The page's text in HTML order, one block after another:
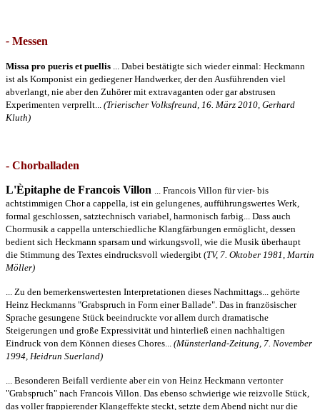
- Messen
Missa pro pueris et puellis ... Dabei bestätigte sich wieder einmal: Heckmann
ist als Komponist ein gediegener Handwerker, der den Ausführenden viel
abverlangt, nie aber den Zuhörer mit extravaganten oder gar abstrusen
Experimenten verprellt... (Trierischer Volksfreund, 16. März 2010, Gerhard
Kluth)
- Chorballaden
L'Èpitaphe de Francois Villon ... Francois Villon für vier- bis
achtstimmigen Chor a cappella, ist ein gelungenes, aufführungswertes Werk,
formal geschlossen, satztechnisch variabel, harmonisch farbig... Dass auch
Chormusik a cappella unterschiedliche Klangfärbungen ermöglicht, dessen
bedient sich Heckmann sparsam und wirkungsvoll, wie die Musik überhaupt
die Stimmung des Textes eindrucksvoll wiedergibt (TV, 7. Oktober 1981, Martin
Möller)
... Zu den bemerkenswertesten Interpretationen dieses Nachmittags... gehörte
Heinz Heckmanns "Grabspruch in Form einer Ballade". Das in französischer
Sprache gesungene Stück beeindruckte vor allem durch dramatische
Steigerungen und große Expressivität und hinterließ einen nachhaltigen
Eindruck von dem Können dieses Chores... (Münsterland-Zeitung, 7. November
1994, Heidrun Suerland)
... Besonderen Beifall verdiente aber ein von Heinz Heckmann vertonter
"Grabspruch" nach Francois Villon. Das ebenso schwierige wie reizvolle Stück,
das voller frappierender Klangeffekte steckt, setzte dem Abend nicht nur die